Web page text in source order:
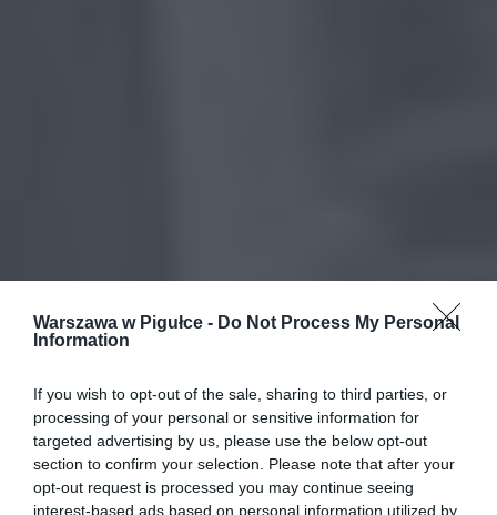
Warszawa w Pigułce - Do Not Process My Personal
Information
If you wish to opt-out of the sale, sharing to third parties, or
processing of your personal or sensitive information for
targeted advertising by us, please use the below opt-out
section to confirm your selection. Please note that after your
opt-out request is processed you may continue seeing
interest-based ads based on personal information utilized by